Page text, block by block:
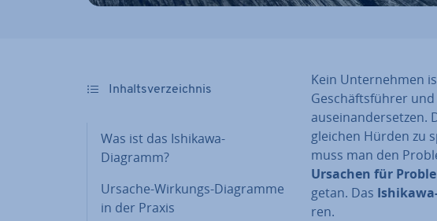
In­halts­ver­zeich­nis
Was ist das Ishikawa-
Diagramm?
Ursache-Wirkungs-Diagramme
in der Praxis
Kein Un­ter­neh­men
Ge­schäfts­füh­rer
aus­ein­an­der­set­zen.
gleichen Hürden zu
muss man den
Ursachen für
getan. Das
ren.